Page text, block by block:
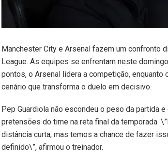
Manchester City e Arsenal fazem um confronto
League. As equipes se enfrentam neste
pontos, o Arsenal lidera a competição, enquanto
cenário que transforma o duelo em decisivo.
Pep Guardiola não escondeu o peso da partida
pretensões do time na reta final da temporada.
distância curta, mas temos a chance de fazer
definido\”, afirmou o treinador.